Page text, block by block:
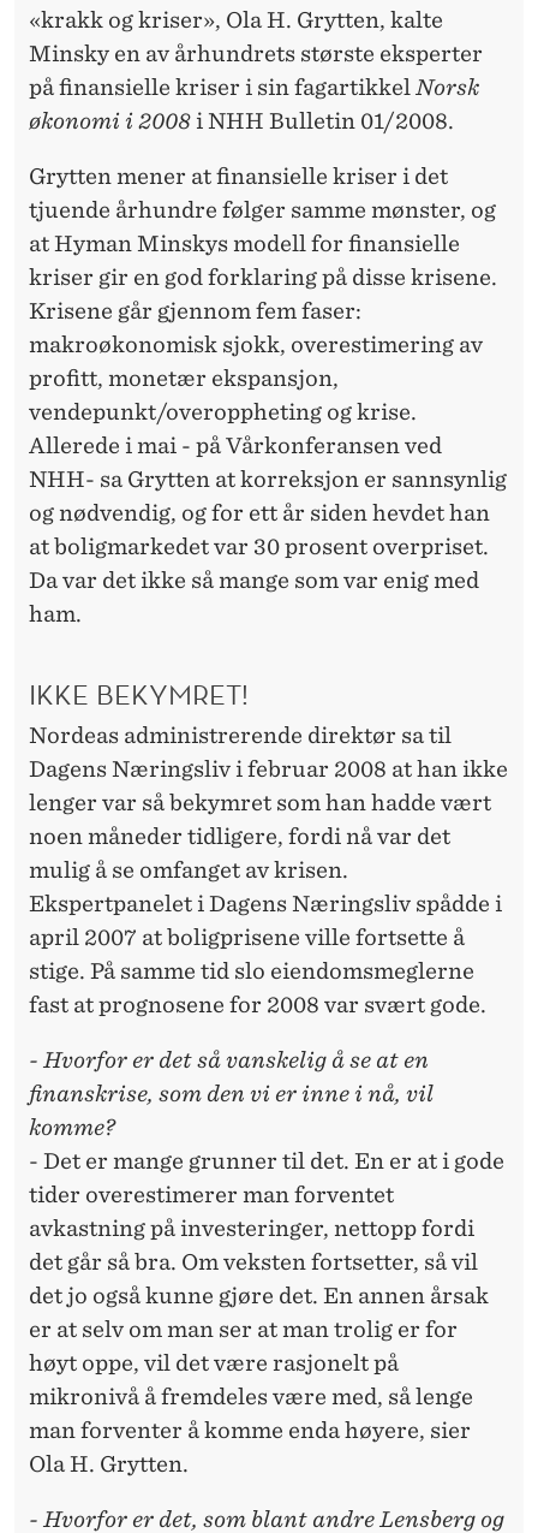
«krakk og kriser», Ola H. Grytten, kalte
Minsky en av århundrets største eksperter
på finansielle kriser i sin fagartikkel Norsk
økonomi i 2008 i NHH Bulletin 01/2008.
Grytten mener at finansielle kriser i det
tjuende århundre følger samme mønster, og
at Hyman Minskys modell for finansielle
kriser gir en god forklaring på disse krisene.
Krisene går gjennom fem faser:
makroøkonomisk sjokk, overestimering av
profitt, monetær ekspansjon,
vendepunkt/overoppheting og krise.
Allerede i mai - på Vårkonferansen ved
NHH- sa Grytten at korreksjon er sannsynlig
og nødvendig, og for ett år siden hevdet han
at boligmarkedet var 30 prosent overpriset.
Da var det ikke så mange som var enig med
ham.
IKKE BEKYMRET!
Nordeas administrerende direktør sa til
Dagens Næringsliv i februar 2008 at han ikke
lenger var så bekymret som han hadde vært
noen måneder tidligere, fordi nå var det
mulig å se omfanget av krisen.
Ekspertpanelet i Dagens Næringsliv spådde i
april 2007 at boligprisene ville fortsette å
stige. På samme tid slo eiendomsmeglerne
fast at prognosene for 2008 var svært gode.
- Hvorfor er det så vanskelig å se at en
finanskrise, som den vi er inne i nå, vil
komme?
- Det er mange grunner til det. En er at i gode
tider overestimerer man forventet
avkastning på investeringer, nettopp fordi
det går så bra. Om veksten fortsetter, så vil
det jo også kunne gjøre det. En annen årsak
er at selv om man ser at man trolig er for
høyt oppe, vil det være rasjonelt på
mikronivå å fremdeles være med, så lenge
man forventer å komme enda høyere, sier
Ola H. Grytten.
- Hvorfor er det, som blant andre Lensberg og